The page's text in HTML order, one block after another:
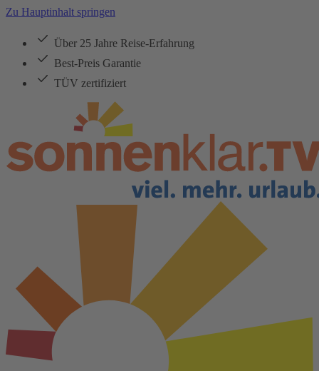
Zu Hauptinhalt springen
Über 25 Jahre Reise-Erfahrung
Best-Preis Garantie
TÜV zertifiziert